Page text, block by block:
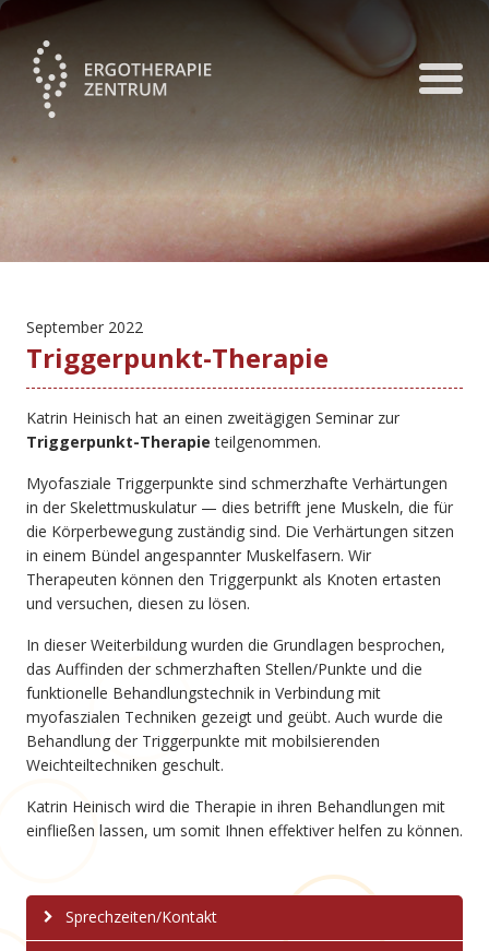
September 2022
Triggerpunkt-Therapie
Katrin Heinisch hat an einen zweitägigen Seminar zur
Triggerpunkt-Therapieteilgenommen.
Myofasziale Triggerpunkte sind schmerzhafte Verhärtungen
in der Skelettmuskulatur — dies betrifft jene Muskeln, die für
die Körperbewegung zuständig sind. Die Verhärtungen sitzen
in einem Bündel angespannter Muskelfasern. Wir
Therapeuten können den Triggerpunkt als Knoten ertasten
und versuchen, diesen zu lösen.
In dieser Weiterbildung wurden die Grundlagen besprochen,
das Auffinden der schmerzhaften Stellen/Punkte und die
funktionelle Behandlungstechnik in Verbindung mit
myofaszialen Techniken gezeigt und geübt. Auch wurde die
Behandlung der Triggerpunkte mit mobilsierenden
Weichteiltechniken geschult.
Katrin Heinisch wird die Therapie in ihren Behandlungen mit
einfließen lassen, um somit Ihnen effektiver helfen zu können.
Sprechzeiten/Kontakt